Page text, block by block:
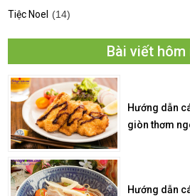
Tiệc Noel (14)
Bài viết hôm
Hướng dẫn
giòn thơm
Hướng dẫn